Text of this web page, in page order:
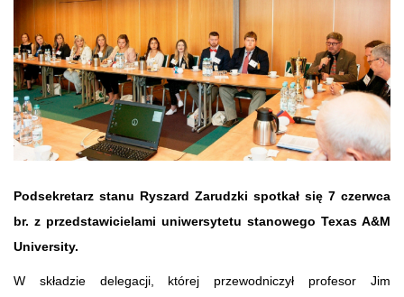
Podsekretarz stanu Ryszard Zarudzki spotkał się 7 czerwca
br. z przedstawicielami uniwersytetu stanowego Texas A&M
University.
W składzie delegacji, której przewodniczył profesor Jim